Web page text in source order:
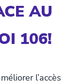
AU
106!
l’accès